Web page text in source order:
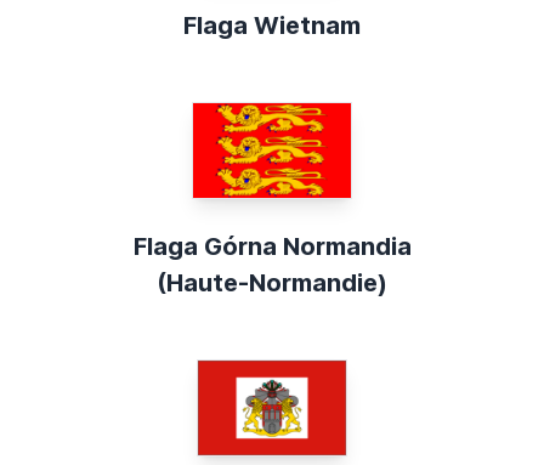
Flaga Wietnam
Flaga Górna Normandia
(Haute-Normandie)